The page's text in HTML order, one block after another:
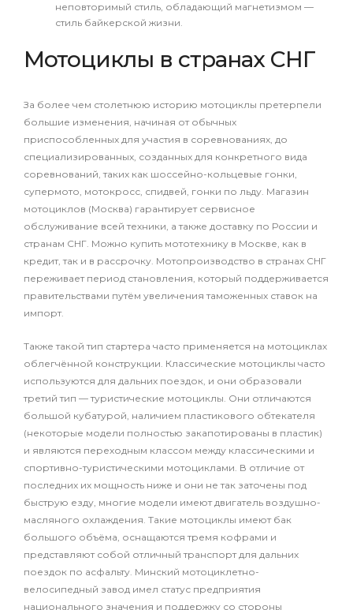
неповторимый стиль, обладающий магнетизмом —
стиль байкерской жизни.
Мотоциклы в странах СНГ
За более чем столетнюю историю мотоциклы претерпели
большие изменения, начиная от обычных
приспособленных для участия в соревнованиях, до
специализированных, созданных для конкретного вида
соревнований, таких как шоссейно-кольцевые гонки,
супермото, мотокросс, спидвей, гонки по льду. Магазин
мотоциклов (Москва) гарантирует сервисное
обслуживание всей техники, а также доставку по России и
странам СНГ. Можно купить мототехнику в Москве, как в
кредит, так и в рассрочку. Мотопроизводство в странах СНГ
переживает период становления, который поддерживается
правительствами путём увеличения таможенных ставок на
импорт.
Также такой тип стартера часто применяется на мотоциклах
облегчённой конструкции. Классические мотоциклы часто
используются для дальних поездок, и они образовали
третий тип — туристические мотоциклы. Они отличаются
большой кубатурой, наличием пластикового обтекателя
(некоторые модели полностью закапотированы в пластик)
и являются переходным классом между классическими и
спортивно-туристическими мотоциклами. В отличие от
последних их мощность ниже и они не так заточены под
быструю езду, многие модели имеют двигатель воздушно-
масляного охлаждения. Такие мотоциклы имеют бак
большого объёма, оснащаются тремя кофрами и
представляют собой отличный транспорт для дальних
поездок по асфальту. Минский мотоциклетно-
велосипедный завод имел статус предприятия
национального значения и поддержку со стороны